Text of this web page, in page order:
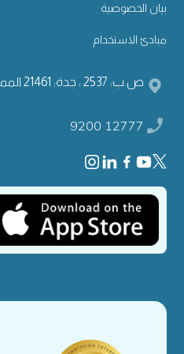
بيان الخصوصية
مبادئ الاستخدام
ص.ب: 2537 ، جدة: 21461 المملكة العربية السعودية
9200 12777